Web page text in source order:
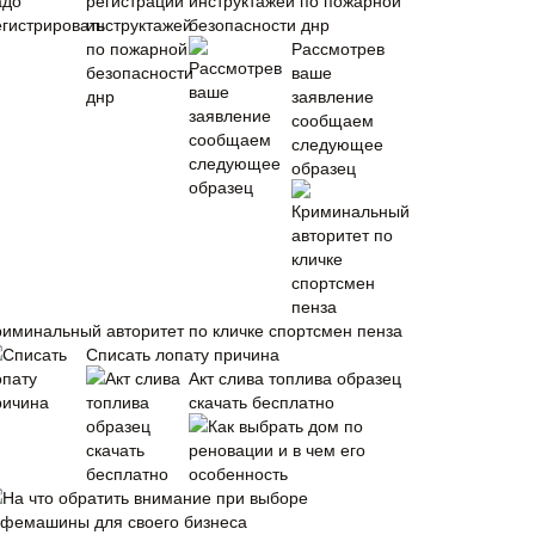
безопасности днр
Рассмотрев
ваше
заявление
сообщаем
следующее
образец
авторитет по кличке спортсмен пенза
Списать лопату причина
Акт слива топлива образец
скачать бесплатно
Как выбрать дом по
реновации и в чем его
особенность
На что обратить внимание при выборе
для своего бизнеса